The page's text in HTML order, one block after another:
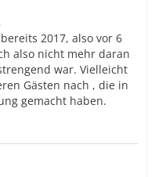
2017, also vor 6
also nicht mehr daran
war. Vielleicht
Gästen nach , die in
gemacht haben.